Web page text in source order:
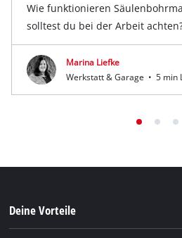
Wie funktionieren
solltest du bei der Arbeit
Marina Liefke
Werkstatt & Garage • 5 min
Deine Vorteile